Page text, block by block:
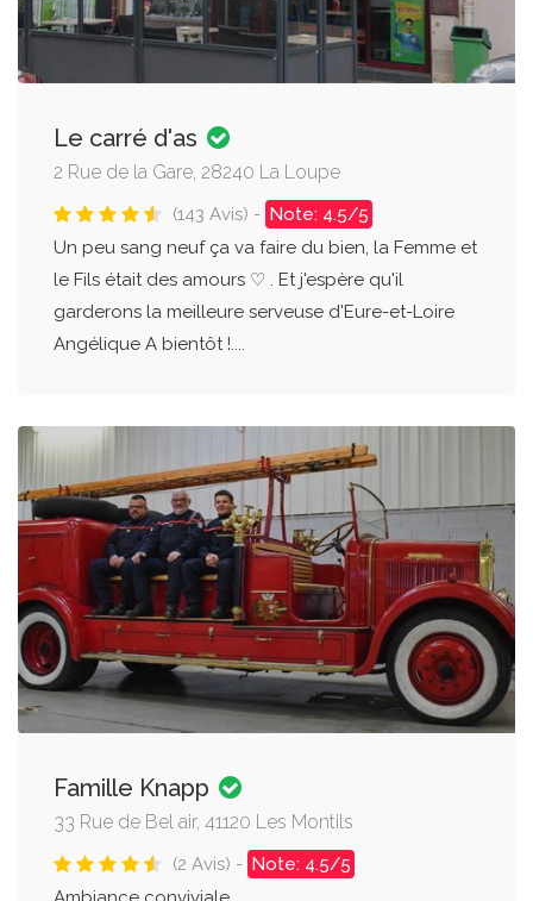
Le carré d'as
2 Rue de la Gare, 28240 La Loupe
(143 Avis) - Note: 4.5/5
Un peu sang neuf ça va faire du bien, la Femme et
le Fils était des amours ♡ . Et j'espère qu'il
garderons la meilleure serveuse d'Eure-et-Loire
Angélique A bientôt !....
Famille Knapp
33 Rue de Bel air, 41120 Les Montils
(2 Avis) - Note: 4.5/5